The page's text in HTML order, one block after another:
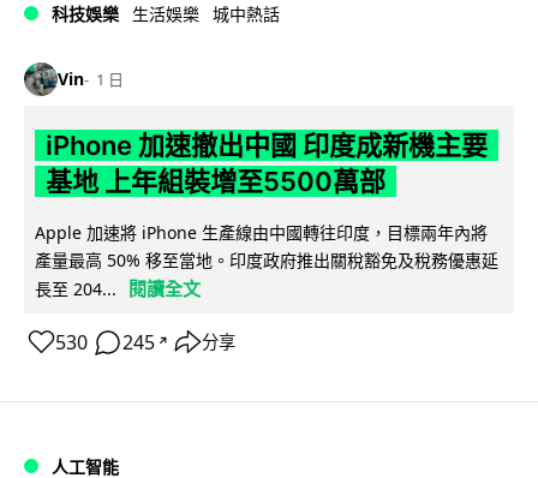
科技娛樂 生活娛樂 城中熱話
Vin 1 日
iPhone 加速撤出中國 印度成新機主要
基地 上年組裝增至5500萬部
Apple 加速將 iPhone 生產線由中國轉往印度，目標兩年內將
產量最高 50% 移至當地。印度政府推出關稅豁免及稅務優惠延
長至 204...
閱讀全文
530 245 ↗ 分享
人工智能